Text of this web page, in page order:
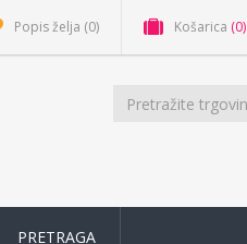
Popis želja (0) Košarica (0)
PRETRAGA